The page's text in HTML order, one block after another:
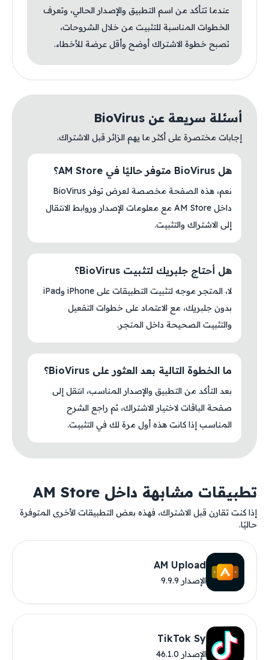
عندما تتأكد من اسم التطبيق والإصدار الحالي، وتعرف
الخطوات المناسبة للتثبيت من خلال الشروحات،
تصبح خطوة الاشتراك أوضح وأقل عرضة للأخطاء.
أسئلة سريعة عن BioVirus
إجابات مختصرة على أكثر ما يهم الزائر قبل الاشتراك.
هل BioVirus متوفر حاليًا في AM Store؟
نعم، هذه الصفحة مخصصة لعرض توفر BioVirus
داخل AM Store مع معلومات الإصدار وروابط الانتقال
إلى الاشتراك والتثبيت.
هل أحتاج جلبريك لتثبيت BioVirus؟
لا، المتجر موجه لتثبيت التطبيقات على iPhone وiPad
بدون جلبريك، مع الاعتماد على خطوات التفعيل
والتثبيت الصحيحة داخل المتجر.
ما الخطوة التالية بعد العثور على BioVirus؟
بعد التأكد من التطبيق والإصدار المناسب، انتقل إلى
صفحة الباقات لاختيار الاشتراك، ثم راجع الشرح
المناسب إذا كانت هذه أول مرة لك في التثبيت.
تطبيقات مشابهة داخل AM Store
إذا كنت تقارن قبل الاشتراك، فهذه بعض التطبيقات الأخرى المتوفرة
حاليًا.
AM Upload
الإصدار 9.9.9
TikTok Sy
الإصدار 46.1.0